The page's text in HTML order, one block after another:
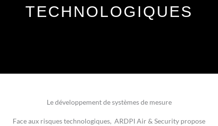
TECHNOLOGIQUES
Le développement de systèmes de mesure
Face aux risques technologiques, ARDPI Air & Security propose